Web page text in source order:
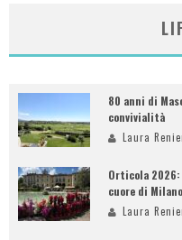
80 anni di
convivialità
Laura
Orticola
cuore di Milano
Laura